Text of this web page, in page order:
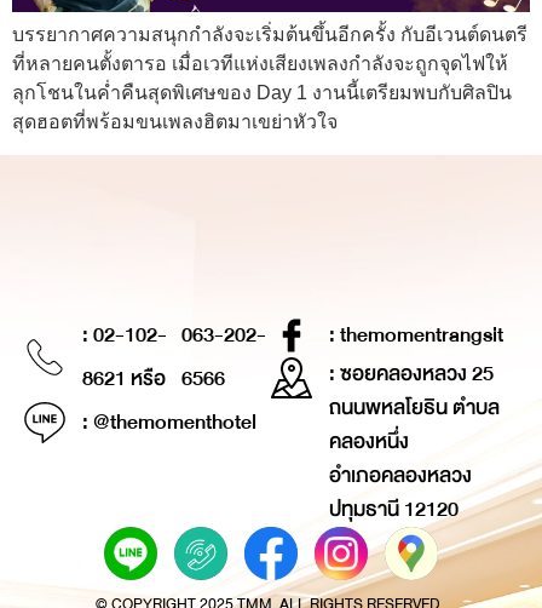
บรรยากาศความสนุกกำลังจะเริ่มต้นขึ้นอีกครั้ง กับอีเวนต์ดนตรี
ที่หลายคนตั้งตารอ เมื่อเวทีแห่งเสียงเพลงกำลังจะถูกจุดไฟให้
ลุกโชนในค่ำคืนสุดพิเศษของ Day 1 งานนี้เตรียมพบกับศิลปิน
สุดฮอตที่พร้อมขนเพลงฮิตมาเขย่าหัวใจ
: 02-102-
8621 หรือ
063-202-
6566
: @themomenthotel
: themomentrangsit
: ซอยคลองหลวง 25
ถนนพหลโยธิน ตำบล
คลองหนึ่ง
อำเภอคลองหลวง
ปทุมธานี 12120